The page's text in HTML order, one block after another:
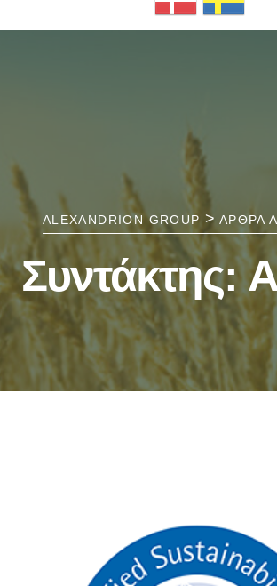
ALEXANDRION GROUP > ΆΡΘΡΑ
Συντάκτης: